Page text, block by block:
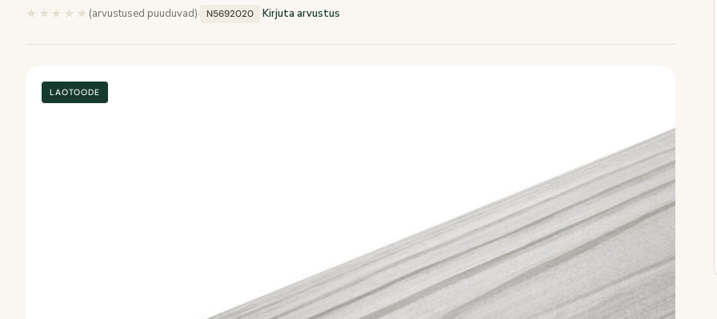
★★★★★ ★★★★★
(arvustused puuduvad)· N5692020 ·Kirjuta arvustus
LAOTOODE